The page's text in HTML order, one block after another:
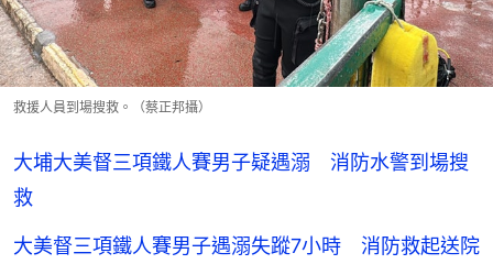
救援人員到場搜救。（蔡正邦攝）
大埔大美督三項鐵人賽男子疑遇溺 消防水警到場搜
救
大美督三項鐵人賽男子遇溺失蹤7小時 消防救起送院